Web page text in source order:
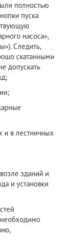
полностью
пуска
насоса»,
Следить,
скатанными
допускать
и в лестничных
зданий и
и установки